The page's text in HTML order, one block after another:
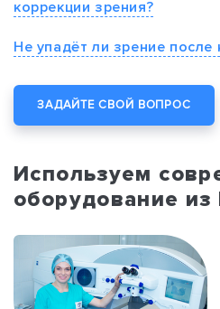
коррекции зрения?
Не упадёт ли зрение после
ЗАДАЙТЕ СВОЙ ВОПРОС
Используем
оборудование